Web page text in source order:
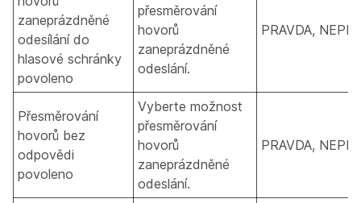
zaneprázdněné
odesílání do
hlasové schránky
povoleno
přesměrování
hovorů
zaneprázdněné
odeslání.
PRAVDA,
Přesměrování
hovorů bez
odpovědi
povoleno
Vyberte možnost
přesměrování
hovorů
zaneprázdněné
odeslání.
PRAVDA,